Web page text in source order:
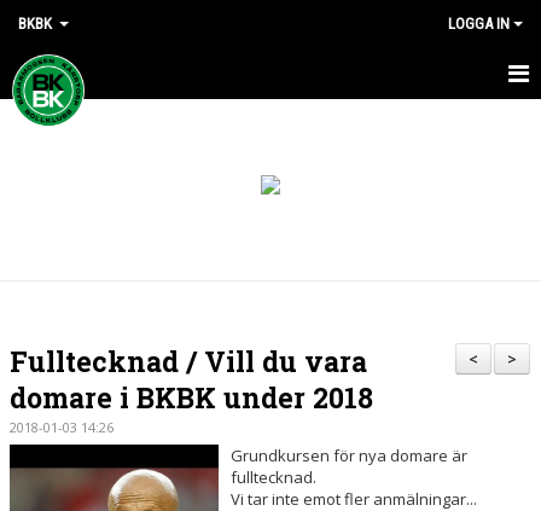
BKBK LOGGA IN
HEM
>
<
Fulltecknad / Vill du vara
domare i BKBK under 2018
2018-01-03 14:26
Grundkursen för nya domare är
fulltecknad.
Vi tar inte emot fler anmälningar...